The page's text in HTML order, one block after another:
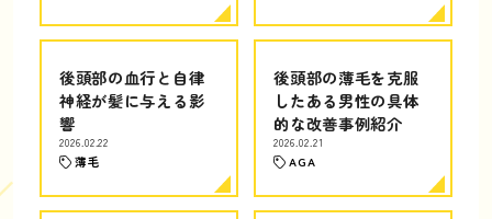
後頭部の血行と自律
神経が髪に与える影
響
2026.02.22
薄毛
後頭部の薄毛を克服
したある男性の具体
的な改善事例紹介
2026.02.21
AGA